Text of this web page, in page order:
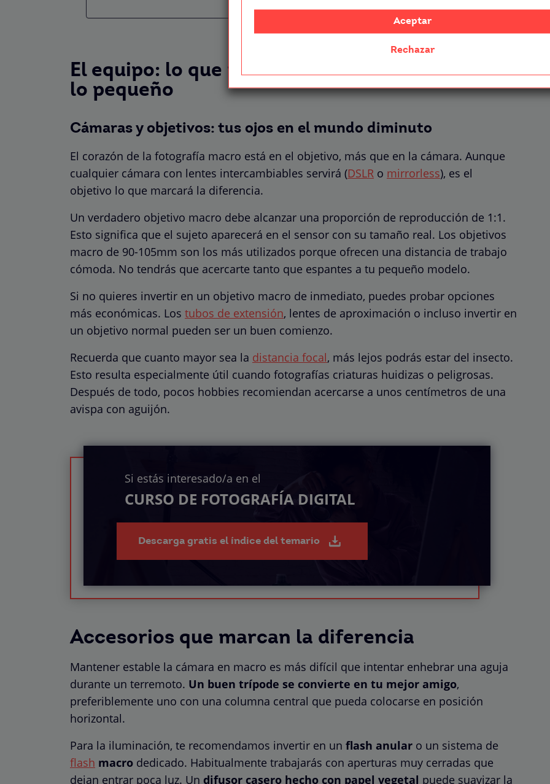
El equipo: lo que necesitas para adentrarte en
lo pequeño
Cámaras y objetivos: tus ojos en el mundo diminuto
El corazón de la fotografía macro está en el objetivo, más que en la cámara. Aunque
cualquier cámara con lentes intercambiables servirá (DSLR o mirrorless), es el
objetivo lo que marcará la diferencia.
Un verdadero objetivo macro debe alcanzar una proporción de reproducción de 1:1.
Esto significa que el sujeto aparecerá en el sensor con su tamaño real. Los objetivos
macro de 90-105mm son los más utilizados porque ofrecen una distancia de trabajo
cómoda. No tendrás que acercarte tanto que espantes a tu pequeño modelo.
Si no quieres invertir en un objetivo macro de inmediato, puedes probar opciones
más económicas. Los tubos de extensión, lentes de aproximación o incluso invertir en
un objetivo normal pueden ser un buen comienzo.
Recuerda que cuanto mayor sea la distancia focal, más lejos podrás estar del insecto.
Esto resulta especialmente útil cuando fotografías criaturas huidizas o peligrosas.
Después de todo, pocos hobbies recomiendan acercarse a unos centímetros de una
avispa con aguijón.
Si estás interesado/a en el
CURSO DE FOTOGRAFÍA DIGITAL
Descarga gratis el índice del temario
Accesorios que marcan la diferencia
Mantener estable la cámara en macro es más difícil que intentar enhebrar una aguja
durante un terremoto. Un buen trípode se convierte en tu mejor amigo,
preferiblemente uno con una columna central que pueda colocarse en posición
horizontal.
Para la iluminación, te recomendamos invertir en un flash anular o un sistema de
flash macro dedicado. Habitualmente trabajarás con aperturas muy cerradas que
dejan entrar poca luz. Un difusor casero hecho con papel vegetal puede suavizar la
Aceptar
Rechazar